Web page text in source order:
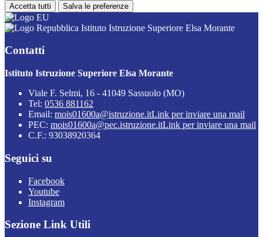
Accetta tutti Salva le preferenze
Istituto Istruzione Superiore Elsa Morante
Contatti
Istituto Istruzione Superiore Elsa Morante
Viale F. Selmi, 16 - 41049 Sassuolo (MO)
Tel: 0536 881162
Email: mois01600a@istruzione.itLink per inviare una mail
PEC: mois01600a@pec.istruzione.itLink per inviare una mail
C.F.: 93038920364
Seguici su
Facebook
Youtube
Instagram
Sezione Link Utili